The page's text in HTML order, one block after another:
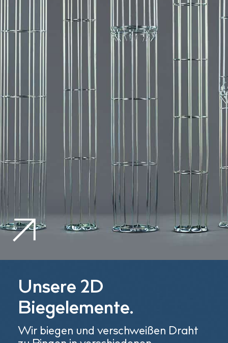
Unsere 2D
Biegelemente.
Wir biegen und verschweißen Draht